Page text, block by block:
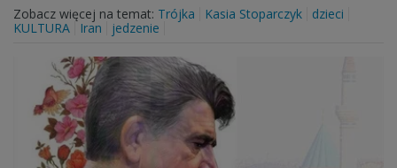
Zobacz więcej na temat: Trójka Kasia Stoparczyk
dzieci
KULTURA
Iran jedzenie